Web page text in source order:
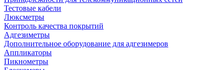
Тестовые кабели
Люксметры
Контроль качества покрытий
Адгезиметры
Дополнительное оборудование для адгезимеров
Аппликаторы
Пикнометры